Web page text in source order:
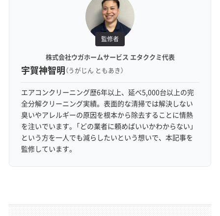
監修者
株式会社ウガホームサービス エタククミ代表
宇賀神智明（うがじん ともあき）
エアコンクリーニング歴6年以上、延べ5,000台以上の完
全分解クリーニング実績。表面的な清掃では解決しない
臭いやアレルギーの原因を根本から除去することに情熱
を注いでいます。「どの業者に頼めばいいかわからない」
という方を一人でも減らしたいという想いで、本記事を
監修しています。